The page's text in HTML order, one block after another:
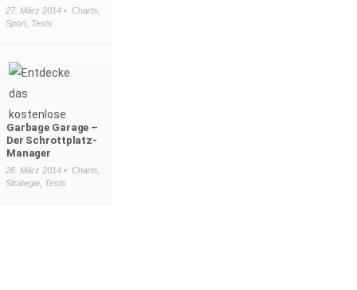
27. März 2014 • Charts
Sport, Tests
Garbage Garage –
Der Schrottplatz-
Manager
26. März 2014 • Charts
Strategie, Tests